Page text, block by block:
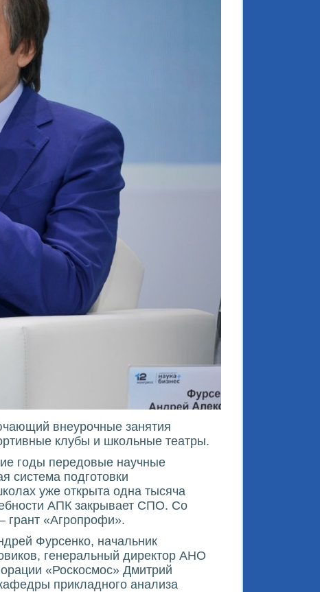
внеурочные занятия
клубы и школьные театры.
годы передовые научные
система подготовки
уже открыта одна тысяча
АПК закрывает СПО. Со
грант «Агропрофи».
Фурсенко, начальник
генеральный директор АНО
«Роскосмос» Дмитрий
прикладного анализа